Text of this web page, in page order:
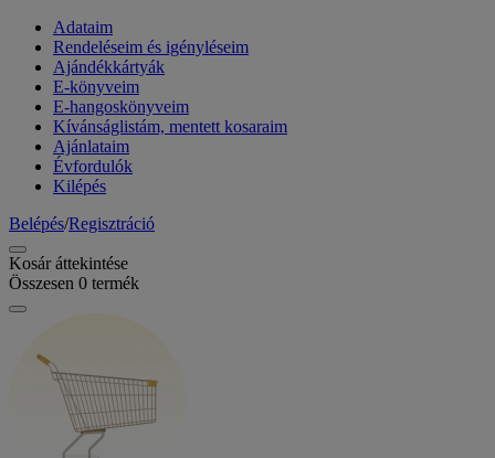
Adataim
Rendeléseim és igényléseim
Ajándékkártyák
E-könyveim
E-hangoskönyveim
Kívánságlistám, mentett kosaraim
Ajánlataim
Évfordulók
Kilépés
Belépés/Regisztráció
Kosár áttekintése
Összesen 0 termék